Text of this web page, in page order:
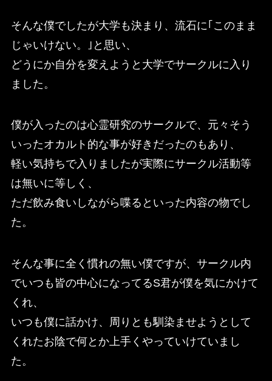
そんな僕でしたが大学も決まり、流石に｢このまま
じゃいけない。｣と思い、
どうにか自分を変えようと大学でサークルに入り
ました。
僕が入ったのは心霊研究のサークルで、元々そう
いったオカルト的な事が好きだったのもあり、
軽い気持ちで入りましたが実際にサークル活動等
は無いに等しく、
ただ飲み食いしながら喋るといった内容の物でし
た。
そんな事に全く慣れの無い僕ですが、サークル内
でいつも皆の中心になってるS君が僕を気にかけて
くれ、
いつも僕に話かけ、周りとも馴染ませようとして
くれたお陰で何とか上手くやっていけていまし
た。